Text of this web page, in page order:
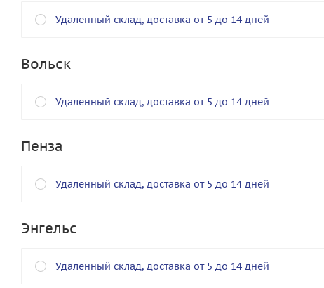
Удаленный склад, доставка от 5 до 14 дней
Вольск
Удаленный склад, доставка от 5 до 14 дней
Пенза
Удаленный склад, доставка от 5 до 14 дней
Энгельс
Удаленный склад, доставка от 5 до 14 дней